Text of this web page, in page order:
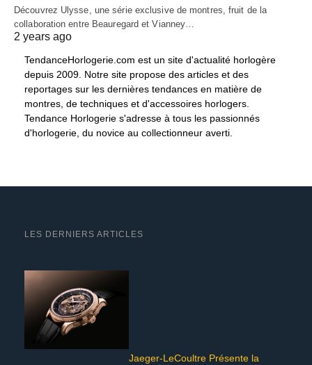
Découvrez Ulysse, une série exclusive de montres, fruit de la
collaboration entre Beauregard et Vianney…
2 years ago
TendanceHorlogerie.com est un site d'actualité horlogère
depuis 2009. Notre site propose des articles et des
reportages sur les dernières tendances en matière de
montres, de techniques et d'accessoires horlogers.
Tendance Horlogerie s'adresse à tous les passionnés
d'horlogerie, du novice au collectionneur averti.
LES DERNIERS ARTICLES
Jaeger-LeCoultre Présente la